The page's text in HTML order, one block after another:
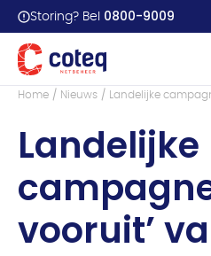
Storing? Bel 0800-9009
Terug naar overzicht
Home
Nieuws Landelijke
Landelijke
vooruit’